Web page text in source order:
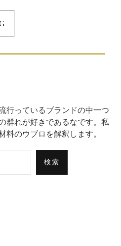
行っているブランドの中一つ
群れが好きであるなです。私
料のウブロを解釈します。